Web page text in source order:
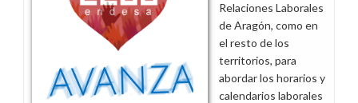
Relaciones Laborales
de Aragón, como en
el resto de los
territorios, para
abordar los horarios y
calendarios laborales